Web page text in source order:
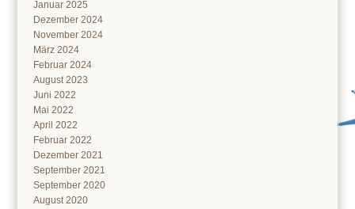
Januar 2025
Dezember 2024
November 2024
März 2024
Februar 2024
August 2023
Juni 2022
Mai 2022
April 2022
Februar 2022
Dezember 2021
September 2021
September 2020
August 2020